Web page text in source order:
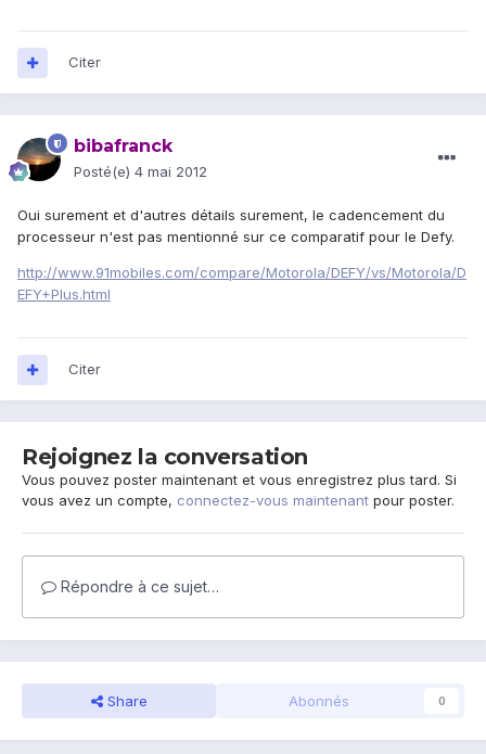
Citer
bibafranck
Posté(e) 4 mai 2012
Oui surement et d'autres détails surement, le cadencement du
processeur n'est pas mentionné sur ce comparatif pour le Defy.
http://www.91mobiles.com/compare/Motorola/DEFY/vs/Motorola/D
EFY+Plus.html
Citer
Rejoignez la conversation
Vous pouvez poster maintenant et vous enregistrez plus tard. Si
vous avez un compte, connectez-vous maintenant pour poster.
Répondre à ce sujet…
Share Abonnés 0